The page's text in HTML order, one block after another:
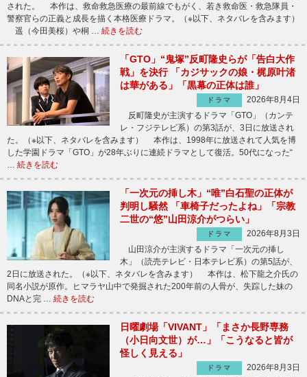
された。 本作は、救命救急医療の最前線でもがく、若き救命医・救急隊員・
警察官らの正義と成長を描く本格医療ドラマ。（※以下、ネタバレを含みます）
遥（今田美桜）や桐 … 続きを読む
「GTO」“鬼塚”反町隆史らが「告白大作
戦」を決行 「カジサックの娘・梶原叶渚
は華がある」「黒幕の正体は誰」
ドラマ
2026年8月4日
反町隆史が主演するドラマ「GTO」（カンテ
レ・フジテレビ系）の第3話が、3日に放送され
た。（※以下、ネタバレを含みます） 本作は、1998年に放送されて人気を博
した学園ドラマ「GTO」が28年ぶりに連続ドラマとして復活。50代になった“
続きを読む
「一次元の挿し木」“唯”白石聖の正体が
判明し騒然 「車椅子だったよね」「宗教
二世の“悠”山田涼介がつらい」
ドラマ
2026年8月3日
山田涼介が主演するドラマ「一次元の挿し
木」（読売テレビ・日本テレビ系）の第5話が、
2日に放送された。（※以下、ネタバレを含みます） 本作は、松下龍之介氏の
同名小説が原作。ヒマラヤ山中で発掘された200年前の人骨が、失踪した妹の
DNAと完 … 続きを読む
日曜劇場「VIVANT」「まさか長野専務
（小日向文世）が…」「こうなると皆が
怪しく見える」
ドラマ
2026年8月3日